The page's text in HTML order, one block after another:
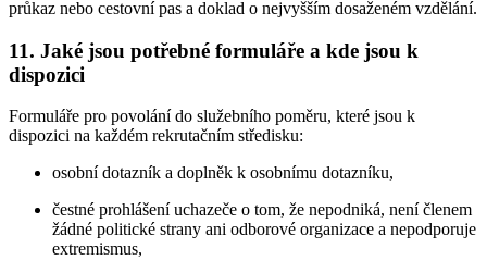
průkaz nebo cestovní pas a doklad o nejvyšším dosaženém vzdělání.
11. Jaké jsou potřebné formuláře a kde jsou k
dispozici
Formuláře pro povolání do služebního poměru, které jsou k
dispozici na každém rekrutačním středisku:
osobní dotazník a doplněk k osobnímu dotazníku,
čestné prohlášení uchazeče o tom, že nepodniká, není členem
žádné politické strany ani odborové organizace a nepodporuje
extremismus,